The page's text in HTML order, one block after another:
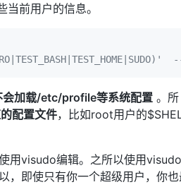
前用户的信息。
加载/etc/profile等系统配置 。所
配置文件，比如root用户的
用visudo编辑。之所以使用
，即使只有你一个超级用户，你